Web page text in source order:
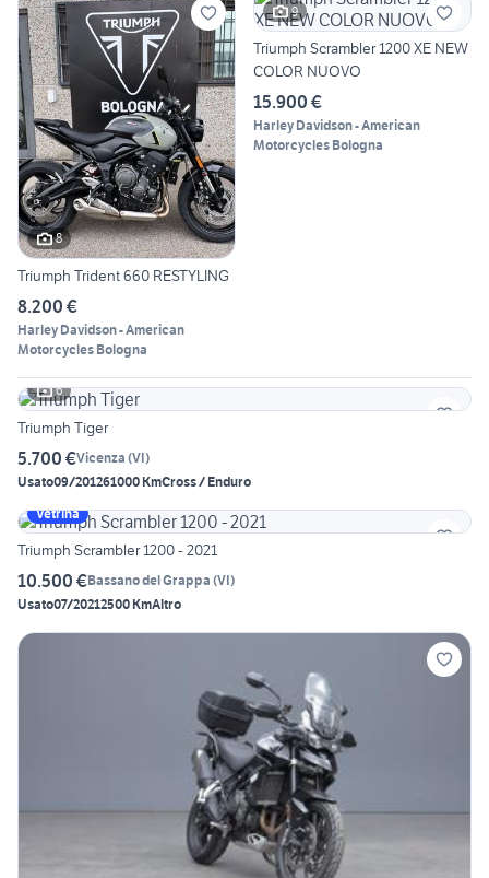
8
Triumph Trident 660 RESTYLING
8.200 €
Harley Davidson - American
Motorcycles Bologna
9
Triumph Scrambler 1200 XE NEW
COLOR NUOVO
15.900 €
Harley Davidson - American
Motorcycles Bologna
6
Triumph Tiger
5.700 €Vicenza (VI)
Usato09/201261000 KmCross / Enduro
Vetrina
Triumph Scrambler 1200 - 2021
10.500 €Bassano del Grappa (VI)
Usato07/20212500 KmAltro